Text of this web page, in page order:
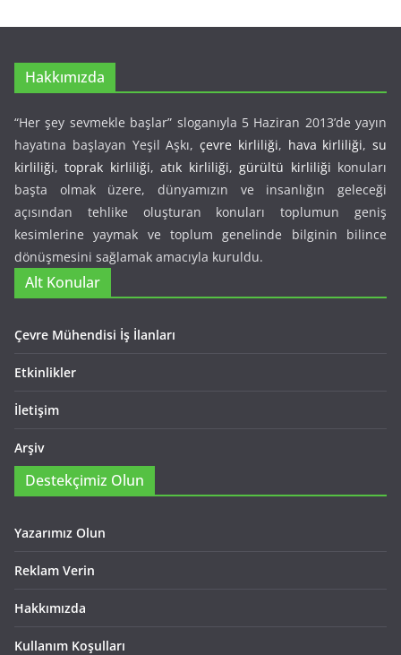
Hakkımızda
“Her şey sevmekle başlar” sloganıyla 5 Haziran 2013’de yayın
hayatına başlayan Yeşil Aşkı, çevre kirliliği, hava kirliliği, su
kirliliği,toprak kirliliği,atık kirliliği,gürültü kirliliği konuları
başta olmak üzere, dünyamızın ve insanlığın geleceği
açısından tehlike oluşturan konuları toplumun geniş
kesimlerine yaymak ve toplum genelinde bilginin bilince
dönüşmesini sağlamak amacıyla kuruldu.
Alt Konular
Çevre Mühendisi İş İlanları
Etkinlikler
İletişim
Arşiv
Destekçimiz Olun
Yazarımız Olun
Reklam Verin
Hakkımızda
Kullanım Koşulları